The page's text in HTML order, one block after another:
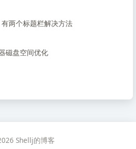
两个标题栏解决方法
磁盘空间优化
Shellj的博客